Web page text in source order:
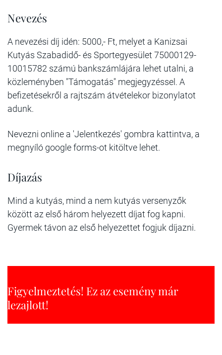
Nevezés
A nevezési díj idén: 5000,- Ft, melyet a Kanizsai
Kutyás Szabadidő- és Sportegyesület 75000129-
10015782 számú bankszámlájára lehet utalni, a
közleményben "Támogatás" megjegyzéssel. A
befizetésekről a rajtszám átvételekor bizonylatot
adunk.
Nevezni online a 'Jelentkezés' gombra kattintva, a
megnyíló google forms-ot kitöltve lehet.
Díjazás
Mind a kutyás, mind a nem kutyás versenyzők
között az első három helyezett díjat fog kapni.
Gyermek távon az első helyezettet fogjuk díjazni.
Figyelmeztetés! Ez az esemény már
lezajlott!